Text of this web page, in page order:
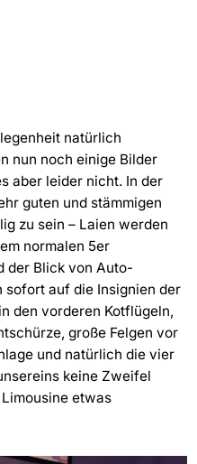
natürlich
nun noch einige Bilder
aber leider nicht. In der
guten und stämmigen
zu sein – Laien werden
normalen 5er
der Blick von Auto-
sofort auf die Insignien der
den vorderen Kotflügeln,
große Felgen vor
und natürlich die vier
keine Zweifel
etwas